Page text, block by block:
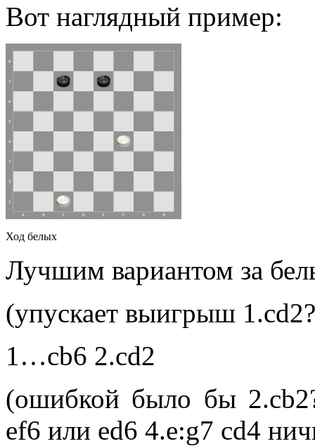
Вот наглядный пример:
Ход белых
Лучшим вариантом за
(упускает выигрыш
1…cb6 2.cd2
(ошибкой было бы
ef6 или ed6 4.e:g7 cd4